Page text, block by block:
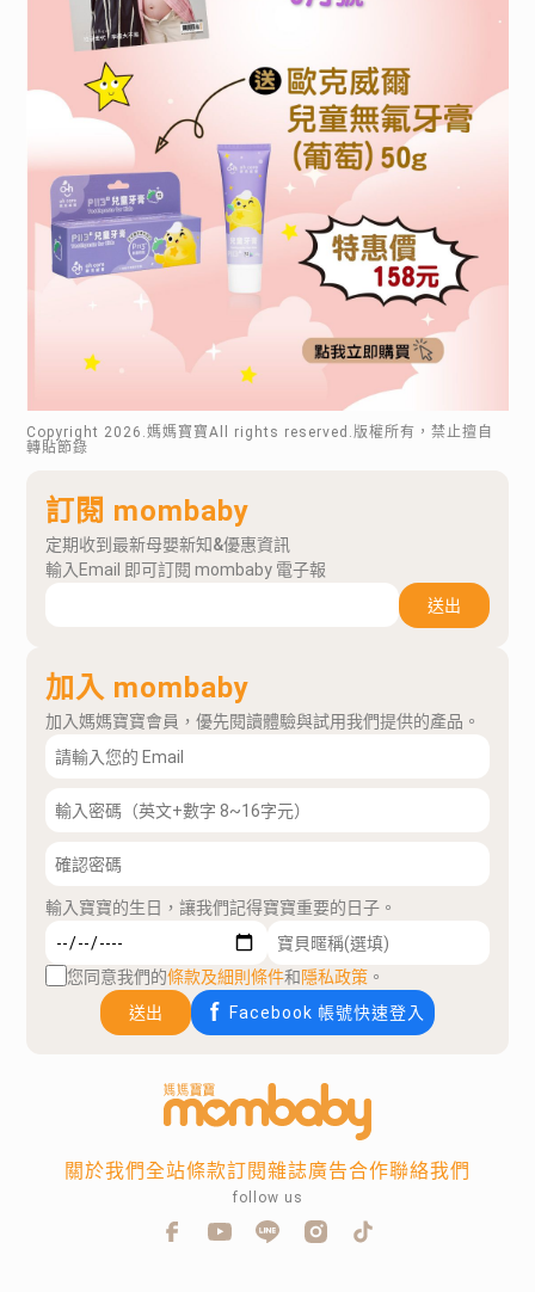
Copyright 2026 .媽媽寶寶All rights reserved.版權所有，禁止擅自
轉貼節錄
訂閱 mombaby
定期收到最新母嬰新知&優惠資訊
輸入Email 即可訂閱 mombaby 電子報
送出
加入 mombaby
加入媽媽寶寶會員，優先閱讀體驗與試用我們提供的產品。
輸入寶寶的生日，讓我們記得寶寶重要的日子。
您同意我們的條款及細則條件和隱私政策 。
送出
Facebook 帳號快速登入
關於我們全站條款訂閱雜誌廣告合作聯絡我們
follow us